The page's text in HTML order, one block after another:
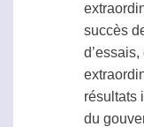
succès
résultats
du